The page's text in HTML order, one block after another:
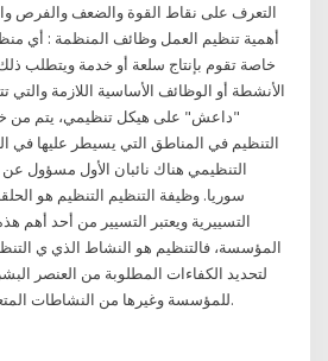
التعرف على نقاط القوة والضعف والفرص
أهمية تنظيم العمل وظائف المنظمة : أي
خاصة تقوم بإنتاج سلعة أو خدمة ويتطلب
الأنشطة أو الوظائف الأساسية اللازمة والتي
"داعش" على هيكل تنظيمي، يتم من
التنظيم في المناطق التي يسيطر عليها في
التنظيمي هناك نائبان الأول مسؤول
سوريا. وظيفة التنظيم التنظيم هو الحلقة
التسييرية ويعتبر التسيير من أحد أهم
المؤسسة، فالتنظيم هو النشاط الذي ي
لتحديد الكفاءات المطلوبة من العنصر
للمؤسسة وغيرها من النشاطات المتعلقة بعناصر العملية الإدارية.